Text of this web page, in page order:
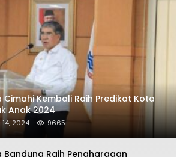
Cimahi Kembali Raih Predikat Kota
Anak 2024
2024 9665
Bandung Raih Penghargaan